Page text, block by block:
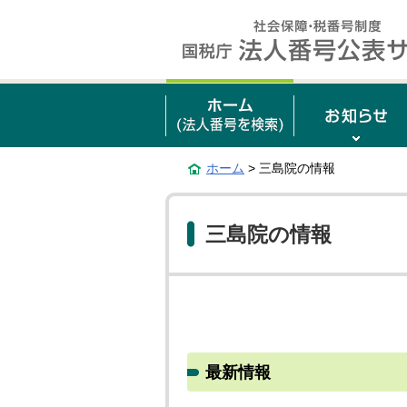
ホーム > 三島院の情報
三島院の情報
最新情報